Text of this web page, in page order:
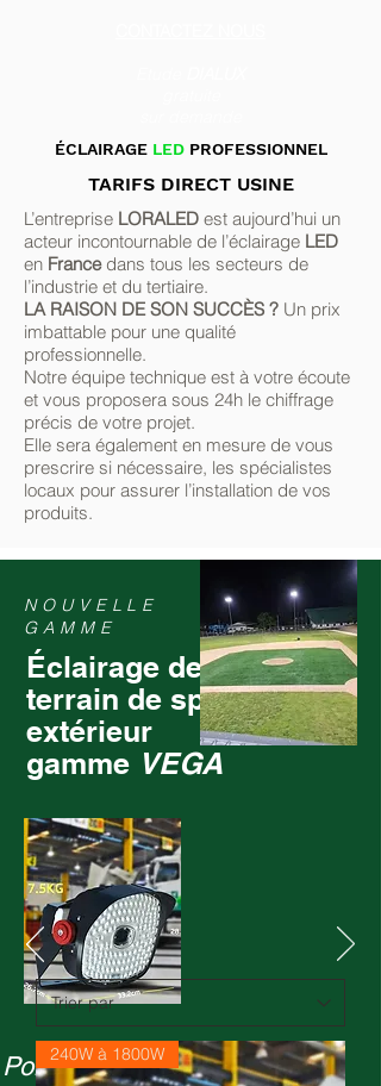
ÉCLAIRAGE LED PROFESSIONNEL
TARIFS DIRECT USINE
L’entreprise LORALED est aujourd’hui un
acteur incontournable de l’éclairage LED
en France dans tous les secteurs de
l’industrie et du tertiaire.
LA RAISON DE SON SUCCÈS ? Un prix
imbattable pour une qualité
professionnelle.
Notre équipe technique est à votre écoute
et vous proposera sous 24h le chiffrage
précis de votre projet.
Elle sera également en mesure de vous
prescrire si nécessaire, les spécialistes
locaux pour assurer l’installation de vos
produits.
NOUVELLE
GAMME
Éclairage de
terrain de sport
extérieur
gamme VEGA
Poids léger de
240W à 1800W